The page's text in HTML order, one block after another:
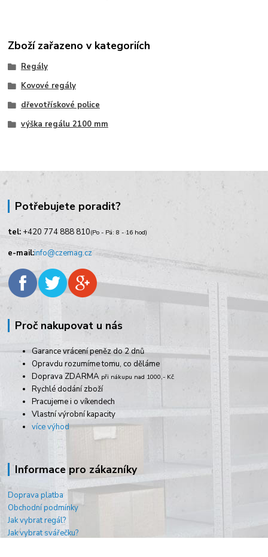
Zboží zařazeno v kategoriích
Regály
Kovové regály
dřevotřískové police
výška regálu 2100 mm
Potřebujete poradit?
tel: +420 774 888 810(Po - Pá: 8 - 16 hod)
e-mail:info@czemag.cz
Proč nakupovat u nás
Garance vrácení peněz do 2 dnů
Opravdu rozumíme tomu, co děláme
Doprava ZDARMA při nákupu nad 1000,- Kč
Rychlé dodání zboží
Pracujeme i o víkendech
Vlastní výrobní kapacity
více výhod
Informace pro zákazníky
Doprava platba
Obchodní podmínky
Jak vybrat regál?
Jak vybrat svářečku?